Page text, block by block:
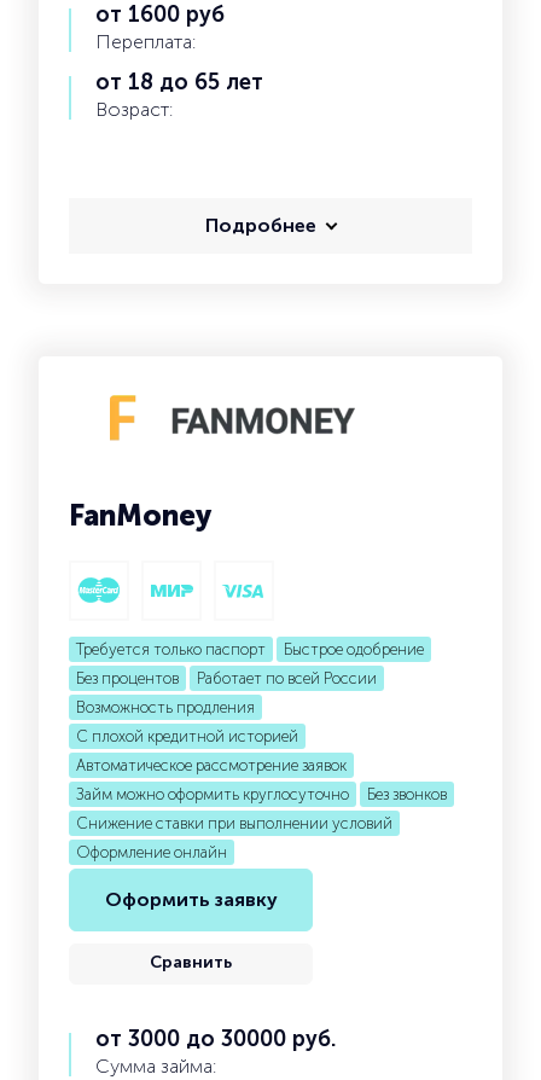
от 1600 руб
Переплата:
от 18 до 65 лет
Возраст:
Подробнее
FanMoney
Требуется только паспорт
Быстрое одобрение
Без процентов
Работает по всей России
Возможность продления
С плохой кредитной историей
Автоматическое рассмотрение заявок
Займ можно оформить круглосуточно
Без звонков
Снижение ставки при выполнении условий
Оформление онлайн
Оформить заявку
Сравнить
от 3000 до 30000 руб.
Сумма займа: